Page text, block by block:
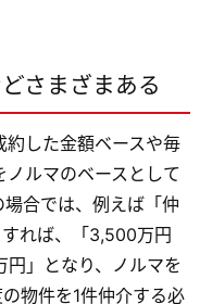
さまざまある
した金額ベースや毎
ルマのベースとして
合では、例えば「仲
れば、「3,500万円
円」となり、ノルマを
物件を1件仲介する必